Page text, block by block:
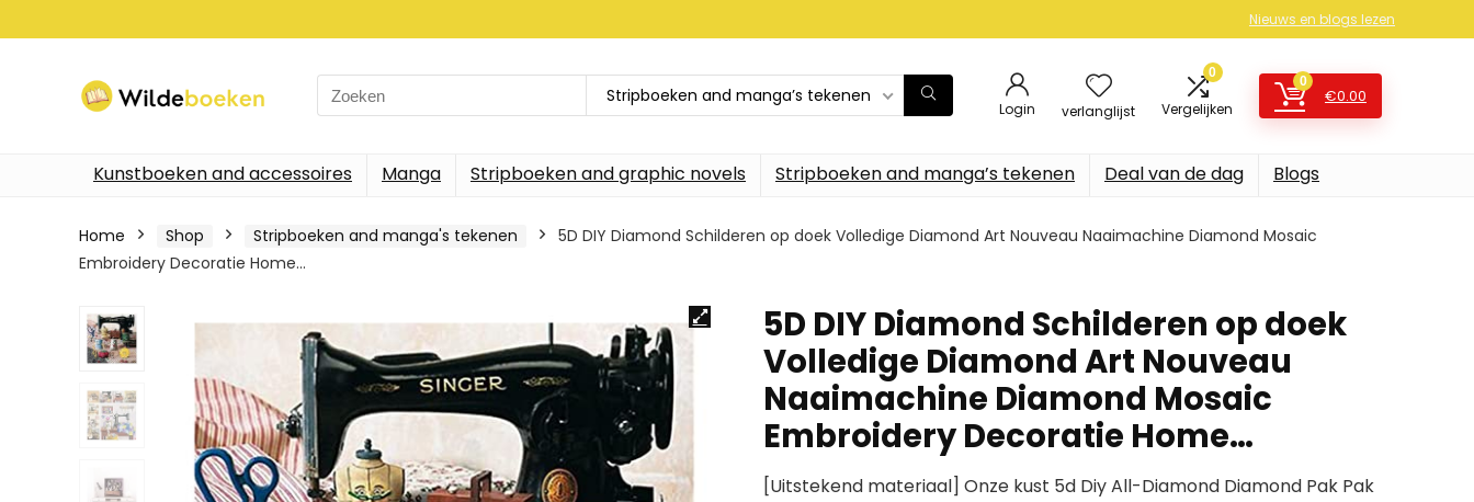
Nieuws en blogs lezen
Search
for:
Stripboeken and manga’s tekenen
Login verlanglijst
0
Vergelijken
0
€0.00
Kunstboeken and accessoires Manga Stripboeken and graphic novels Stripboeken and manga’s tekenen Deal van de dag Blogs
Home Shop Stripboeken and manga's tekenen
5D DIY Diamond Schilderen op doek Volledige Diamond Art Nouveau Naaimachine Diamond Mosaic
Embroidery Decoratie Home…
5D DIY Diamond Schilderen op doek
Volledige Diamond Art Nouveau
Naaimachine Diamond Mosaic
Embroidery Decoratie Home…
[Uitstekend materiaal] Onze kust 5d Diy All-Diamond Diamond Pak Pak